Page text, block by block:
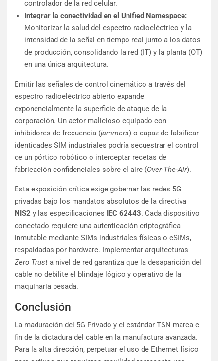
controlador de la red celular.
Integrar la conectividad en el Unified Namespace:
Monitorizar la salud del espectro radioeléctrico y la
intensidad de la señal en tiempo real junto a los datos
de producción, consolidando la red (IT) y la planta (OT)
en una única arquitectura.
Emitir las señales de control cinemático a través del
espectro radioeléctrico abierto expande
exponencialmente la superficie de ataque de la
corporación. Un actor malicioso equipado con
inhibidores de frecuencia (jammers) o capaz de falsificar
identidades SIM industriales podría secuestrar el control
de un pórtico robótico o interceptar recetas de
fabricación confidenciales sobre el aire (Over-The-Air).
Esta exposición crítica exige gobernar las redes 5G
privadas bajo los mandatos absolutos de la directiva
NIS2 y las especificaciones IEC 62443. Cada dispositivo
conectado requiere una autenticación criptográfica
inmutable mediante SIMs industriales físicas o eSIMs,
respaldadas por hardware. Implementar arquitecturas
Zero Trust a nivel de red garantiza que la desaparición del
cable no debilite el blindaje lógico y operativo de la
maquinaria pesada.
Conclusión
La maduración del 5G Privado y el estándar TSN marca el
fin de la dictadura del cable en la manufactura avanzada.
Para la alta dirección, perpetuar el uso de Ethernet físico